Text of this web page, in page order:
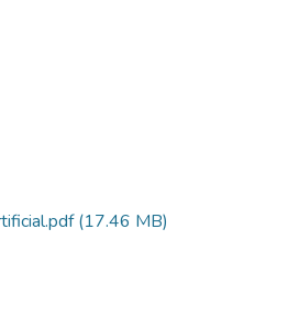
(17.46 MB)